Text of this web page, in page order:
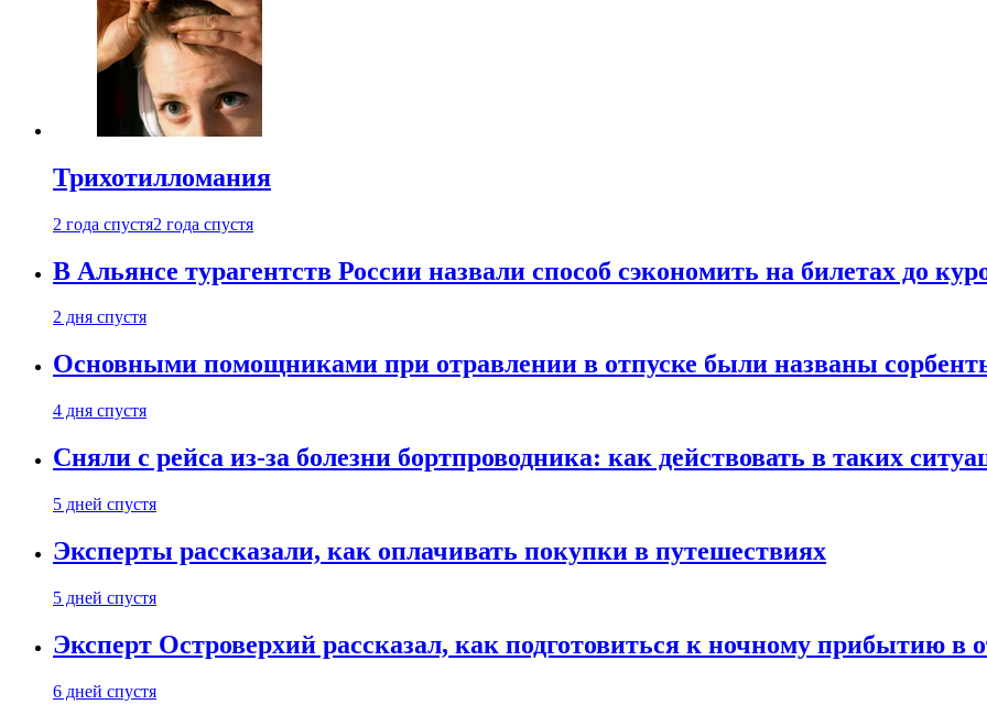
Трихотилломания
2 года спустя2 года спустя
В Альянсе турагентств России назвали способ сэкономить на билетах до
2 дня спустя
Основными помощниками при отравлении в отпуске были названы
4 дня спустя
Сняли с рейса из-за болезни бортпроводника: как действовать в таких
5 дней спустя
Эксперты рассказали, как оплачивать покупки в путешествиях
5 дней спустя
Эксперт Островерхий рассказал, как подготовиться к ночному прибытию в
6 дней спустя